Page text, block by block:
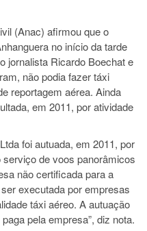
(Anac) afirmou que o
no início da tarde
jornalista Ricardo Boechat e
não podia fazer táxi
reportagem aérea. Ainda
em 2011, por atividade
foi autuada, em 2011, por
de voos panorâmicos
não certificada para a
executada por empresas
táxi aéreo. A autuação
pela empresa”, diz nota.